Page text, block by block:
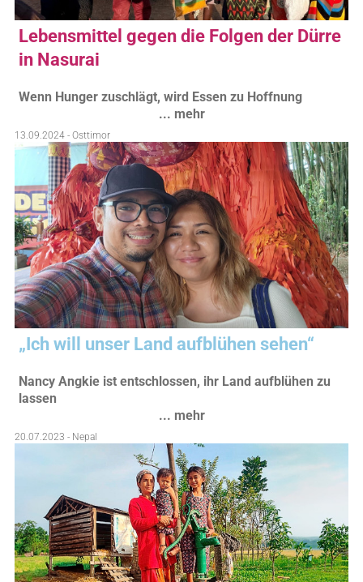
Lebensmittel gegen die Folgen der Dürre
in Nasurai
Wenn Hunger zuschlägt, wird Essen zu Hoffnung
... mehr
13.09.2024 - Osttimor
„Ich will unser Land aufblühen sehen“
Nancy Angkie ist entschlossen, ihr Land aufblühen zu
lassen
... mehr
20.07.2023 - Nepal